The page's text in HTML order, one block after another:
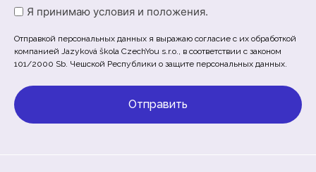
Untitled
Я принимаю условия и положения.
Отправкой персональных данных я выражаю согласие с их обработкой
компанией Jazyková škola CzechYou s.r.o., в соответствии с законом
101/2000 Sb. Чешской Республики о защите персональных данных.